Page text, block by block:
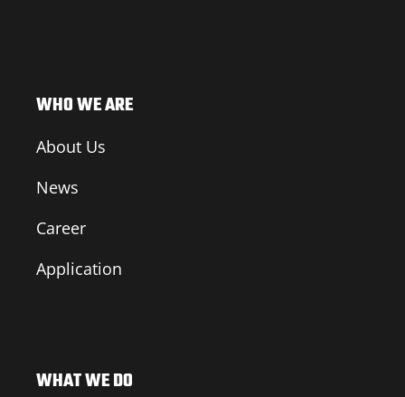
WHO WE ARE
About Us
News
Career
Application
WHAT WE DO